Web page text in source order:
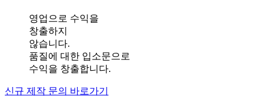
영업으로 수익을
창출하지
않습니다.
품질에 대한 입소문으로
수익을 창출합니다.
신규 제작 문의 바로가기